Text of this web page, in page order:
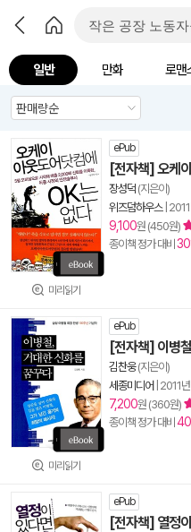
일반 만화 로맨
미리읽기
ePub
[전자책] 오케
장성덕 (지은이)
위즈덤하우스|
9,100원 (450원)
종이책 정가 대비
미리읽기
ePub
[전자책] 이병
김찬웅(지은이)
세종미디어 2011
7,200원 (360원)
종이책 정가 대비
ePub
[전자책] 열정